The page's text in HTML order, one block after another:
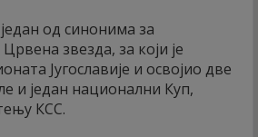
од синонима за
звезда, за који је
Југославије и освојио две
и један национални Куп,
КСС.